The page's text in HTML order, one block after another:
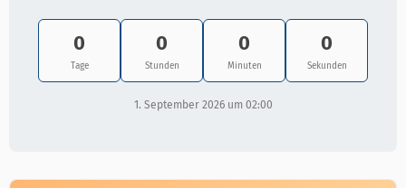
0
Tage
0
Stunden
0
Minuten
0
Sekunden
1. September 2026 um 02:00